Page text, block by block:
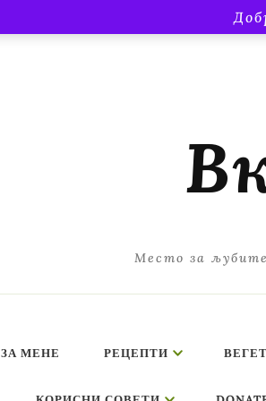
Место за
ЗА МЕНЕ РЕЦЕПТИ